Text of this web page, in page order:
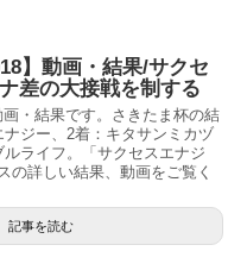
】動画・結果/サクセ
差の大接戦を制する
・結果です。さきたま杯の結
ジー、2着：キタサンミカヅ
ライフ。「サクセスエナジ
の詳しい結果、動画をご覧く
記事を読む